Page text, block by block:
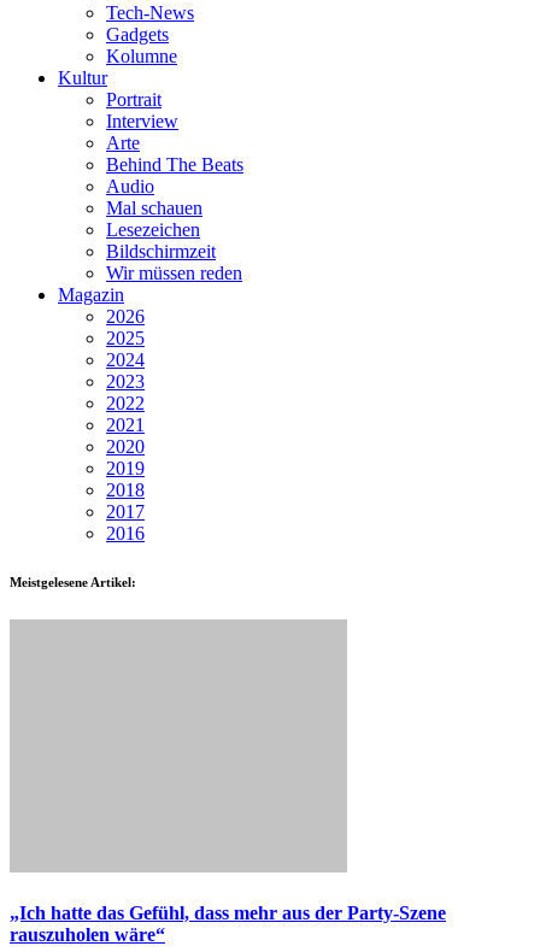
Tech-News
Gadgets
Kolumne
Kultur
Portrait
Interview
Arte
Behind The Beats
Audio
Mal schauen
Lesezeichen
Bildschirmzeit
Wir müssen reden
Magazin
2026
2025
2024
2023
2022
2021
2020
2019
2018
2017
2016
Meistgelesene Artikel:
„Ich hatte das Gefühl, dass mehr aus der Party-Szene
rauszuholen wäre“